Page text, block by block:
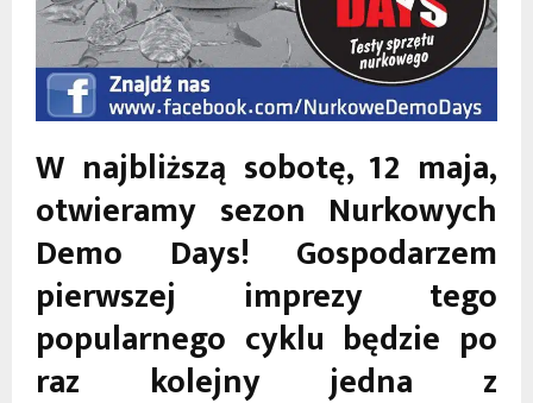
W najbliższą sobotę, 12 maja,
otwieramy sezon Nurkowych
Demo Days! Gospodarzem
pierwszej imprezy tego
popularnego cyklu będzie po
raz kolejny jedna z